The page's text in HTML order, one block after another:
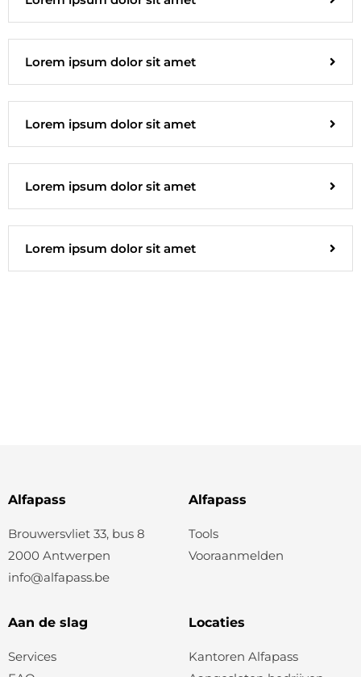
Lorem ipsum dolor sit amet
Lorem ipsum dolor sit amet
Lorem ipsum dolor sit amet
Lorem ipsum dolor sit amet
Alfapass
Brouwersvliet 33, bus 8
2000 Antwerpen
info@alfapass.be
Alfapass
Tools
Vooraanmelden
Aan de slag
Services
Locaties
Kantoren Alfapass